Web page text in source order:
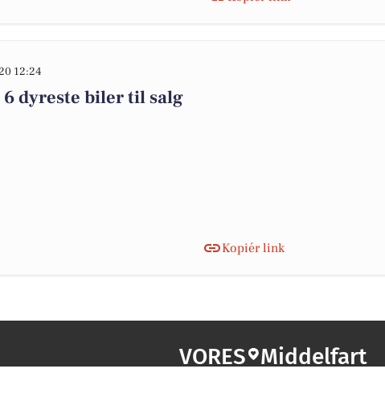
12:24
dyreste biler til salg
Kopiér link
VORES Middelfart